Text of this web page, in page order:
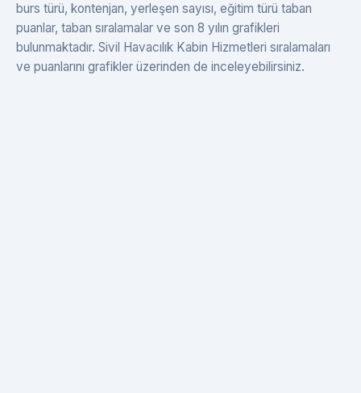
burs türü, kontenjan, yerleşen sayısı, eğitim türü taban
puanlar, taban sıralamalar ve son 8 yılın grafikleri
bulunmaktadır. Sivil Havacılık Kabin Hizmetleri sıralamaları
ve puanlarını grafikler üzerinden de inceleyebilirsiniz.